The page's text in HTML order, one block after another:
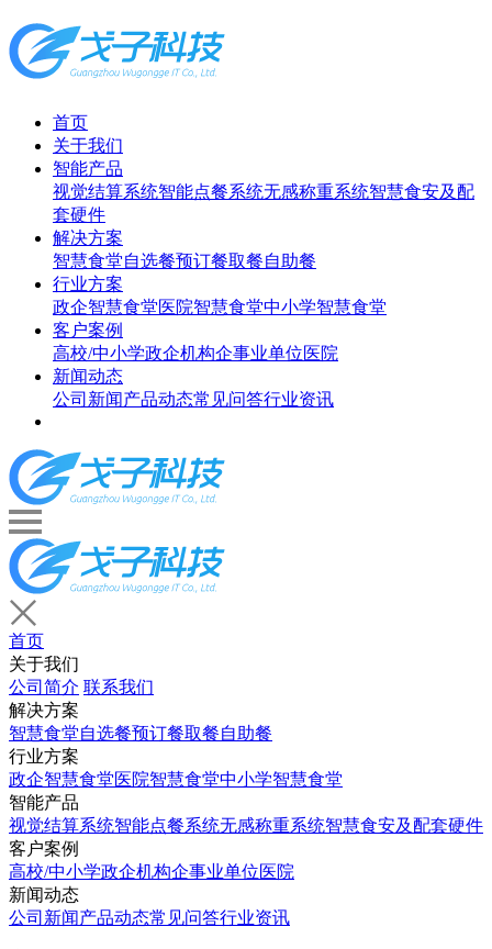
首页
关于我们
智能产品
视觉结算系统智能点餐系统无感称重系统智慧食安及配
套硬件
解决方案
智慧食堂自选餐预订餐取餐自助餐
行业方案
政企智慧食堂医院智慧食堂中小学智慧食堂
客户案例
高校/中小学政企机构企事业单位医院
新闻动态
公司新闻产品动态常见问答行业资讯
首页
关于我们
公司简介 联系我们
解决方案
智慧食堂自选餐预订餐取餐自助餐
行业方案
政企智慧食堂医院智慧食堂中小学智慧食堂
智能产品
视觉结算系统智能点餐系统无感称重系统智慧食安及配套硬件
客户案例
高校/中小学政企机构企事业单位医院
新闻动态
公司新闻产品动态常见问答行业资讯